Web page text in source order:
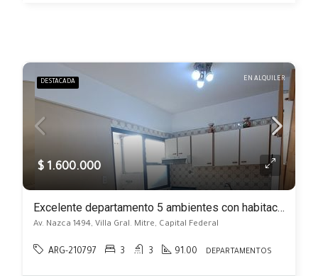
DESTACADA EN ALQUILER
$ 1.600.000
Excelente departamento 5 ambientes con habitación de servicio y cochera. Gran cocina y balcón
Av. Nazca 1494, Villa Gral. Mitre, Capital Federal
ARG-210797 3 3 91.00 DEPARTAMENTOS